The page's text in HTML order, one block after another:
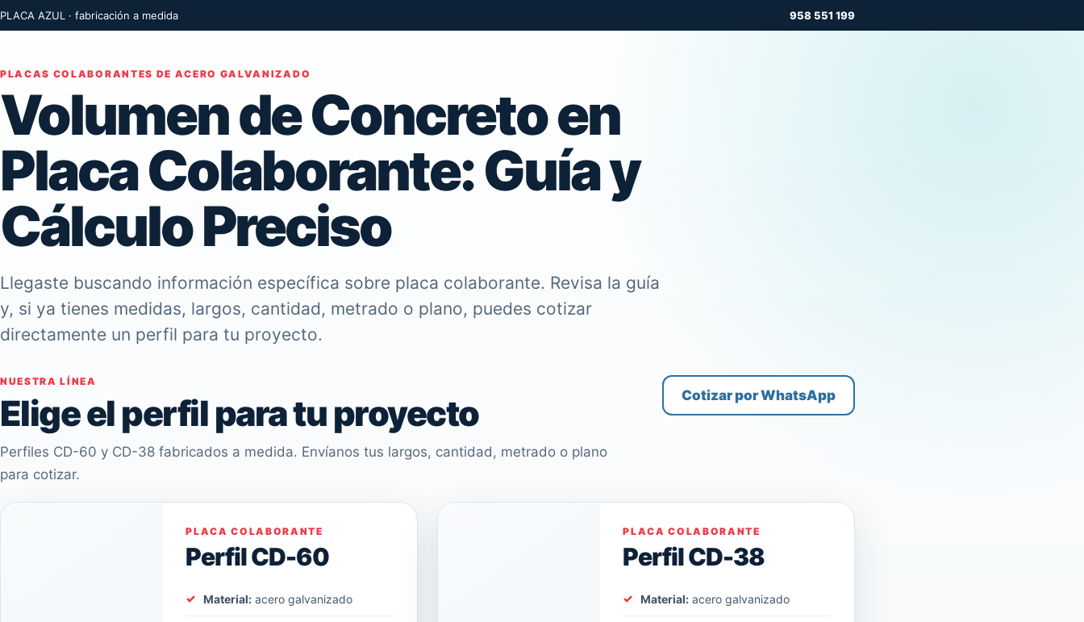
PLACA AZUL · fabricación a medida 958 551 199
PLACAS COLABORANTES DE ACERO GALVANIZADO
Volumen de Concreto en
Placa Colaborante: Guía y
Cálculo Preciso
Llegaste buscando información específica sobre placa colaborante. Revisa la guía
y, si ya tienes medidas, largos, cantidad, metrado o plano, puedes cotizar
directamente un perfil para tu proyecto.
NUESTRA LÍNEA
Elige el perfil para tu proyecto
Perfiles CD-60 y CD-38 fabricados a medida. Envíanos tus largos, cantidad, metrado o plano
para cotizar.
Cotizar por WhatsApp
PLACA COLABORANTE
Perfil CD-60
Material: acero galvanizado
PLACA COLABORANTE
Perfil CD-38
Material: acero galvanizado